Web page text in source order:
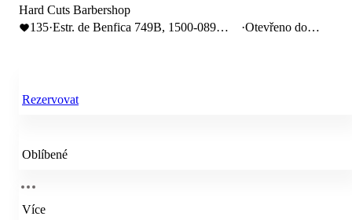
Hard Cuts Barbershop
135·Estr. de Benfica 749B, 1500-089
·Otevřeno do
Rezervovat
Oblíbené
Více